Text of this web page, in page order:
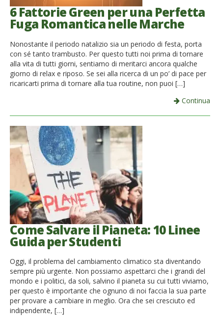
6 Fattorie Green per una Perfetta
Fuga Romantica nelle Marche
Nonostante il periodo natalizio sia un periodo di festa, porta
con sé tanto trambusto. Per questo tutti noi prima di tornare
alla vita di tutti giorni, sentiamo di meritarci ancora qualche
giorno di relax e riposo. Se sei alla ricerca di un po’ di pace per
ricaricarti prima di tornare alla tua routine, non puoi […]
Continua
Come Salvare il Pianeta: 10 Linee
Guida per Studenti
Oggi, il problema del cambiamento climatico sta diventando
sempre più urgente. Non possiamo aspettarci che i grandi del
mondo e i politici, da soli, salvino il pianeta su cui tutti viviamo,
per questo è importante che ognuno di noi faccia la sua parte
per provare a cambiare in meglio. Ora che sei cresciuto ed
indipendente, […]